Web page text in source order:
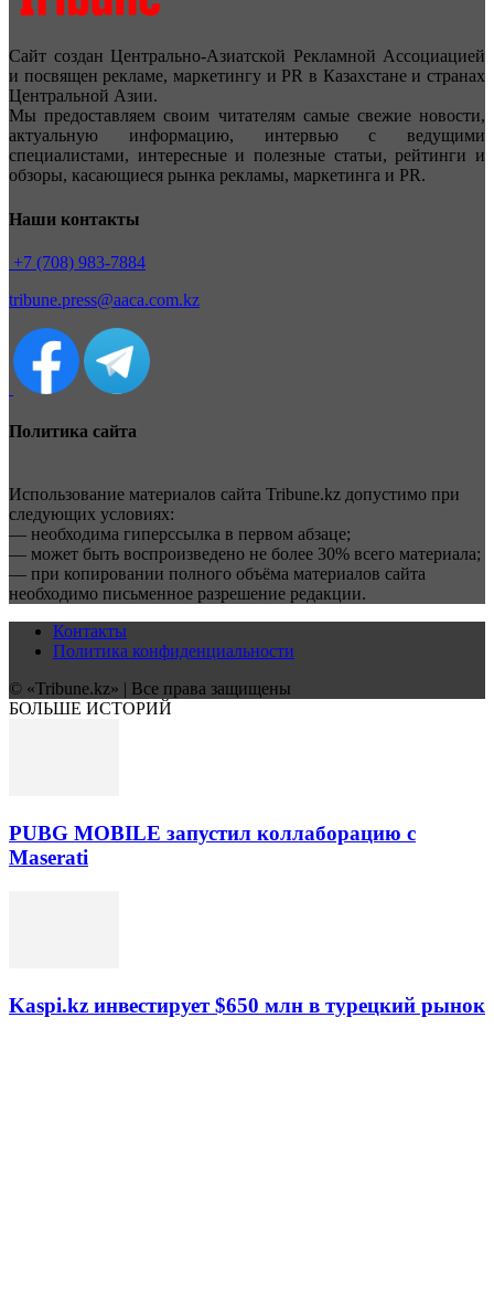
Сайт создан Центрально-Азиатской Рекламной Ассоциацией
и посвящен рекламе, маркетингу и PR в Казахстане и странах
Центральной Азии.
Мы предоставляем своим читателям самые свежие новости,
актуальную информацию, интервью с ведущими
специалистами, интересные и полезные статьи, рейтинги и
обзоры, касающиеся рынка рекламы, маркетинга и PR.
Наши контакты
+7 (708) 983-7884
tribune.press@aaca.com.kz
Политика сайта
Использование материалов сайта Tribune.kz допустимо при
следующих условиях:
— необходима гиперссылка в первом абзаце;
— может быть воспроизведено не более 30% всего материала;
— при копировании полного объёма материалов сайта
необходимо письменное разрешение редакции.
Контакты
Политика конфиденциальности
© «Tribune.kz» | Все права защищены
БОЛЬШЕ ИСТОРИЙ
PUBG MOBILE запустил коллаборацию с
Maserati
Kaspi.kz инвестирует $650 млн в турецкий рынок